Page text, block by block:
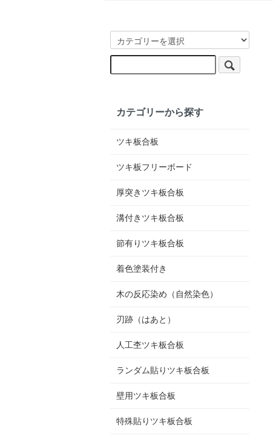
カテゴリーから探す
ツキ板合板
ツキ板フリーボード
厚突きツキ板合板
溝付きツキ板合板
節有りツキ板合板
着色塗装付き
木の反応染め（自然染色）
刃跡（はあと）
人工杢ツキ板合板
ランダム貼りツキ板合板
壁用ツキ板合板
特殊貼りツキ板合板